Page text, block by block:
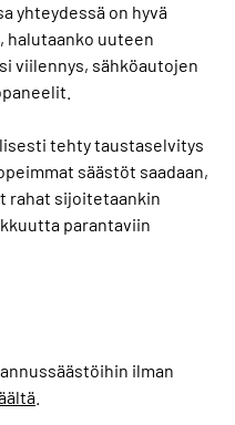
yhteydessä on hyvä
halutaanko uuteen
viilennys, sähköautojen
tehty taustaselvitys
säästöt saadaan,
rahat sijoitetaankin
parantaviin
ilman